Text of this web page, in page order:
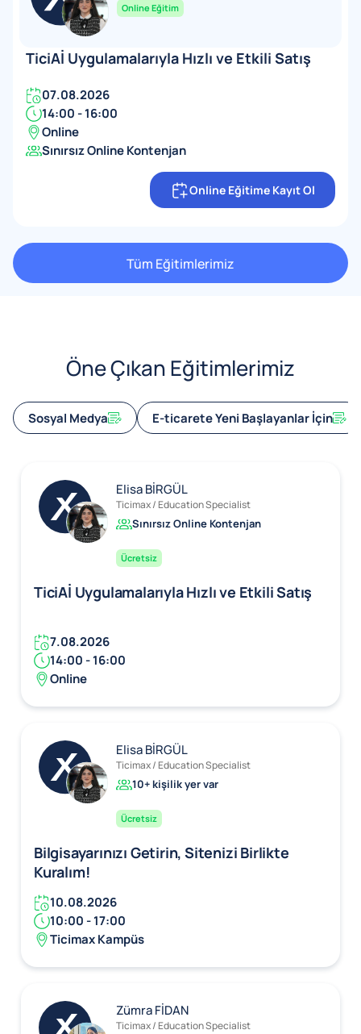
Online Eğitim
TiciAİ Uygulamalarıyla Hızlı ve Etkili Satış
07.08.2026
14:00 - 16:00
Online
Sınırsız Online Kontenjan
Online Eğitime Kayıt Ol
Tüm Eğitimlerimiz
Öne Çıkan Eğitimlerimiz
Sosyal Medya E-ticarete Yeni Başlayanlar İçin
Elisa BİRGÜL
Ticimax / Education Specialist
Sınırsız Online Kontenjan
Ücretsiz
TiciAİ Uygulamalarıyla Hızlı ve Etkili Satış
7.08.2026
14:00 - 16:00
Online
Elisa BİRGÜL
Ticimax / Education Specialist
10+ kişilik yer var
Ücretsiz
Bilgisayarınızı Getirin, Sitenizi Birlikte
Kuralım!
10.08.2026
10:00 - 17:00
Ticimax Kampüs
Zümra FİDAN
Ticimax / Education Specialist